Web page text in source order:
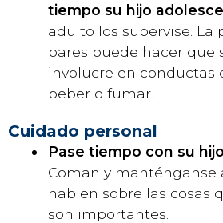
tiempo su hijo
adulto los supervise. La
pares puede hacer que
involucre en conductas
beber o fumar.
Cuidado personal
Pase tiempo con su
Coman y manténganse
hablen sobre las cosas
son importantes.